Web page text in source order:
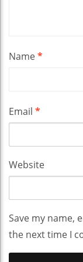
Name*
Email *
Website
Save my name,
the next time I